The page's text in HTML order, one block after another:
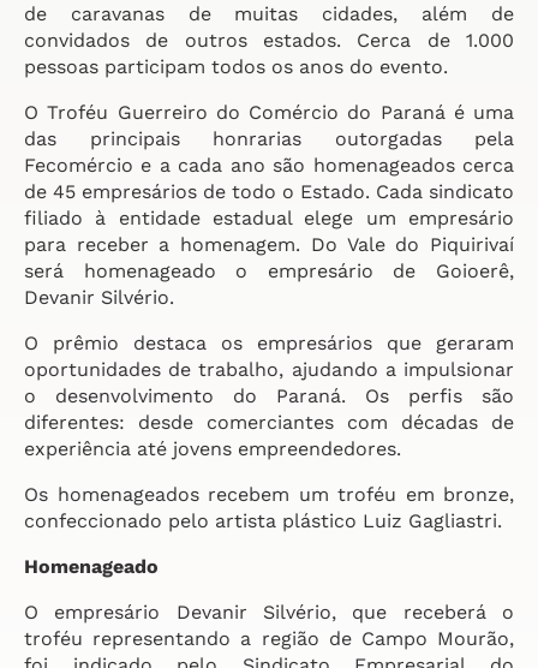
de caravanas de muitas cidades, além de
convidados de outros estados. Cerca de 1.000
pessoas participam todos os anos do evento.
O Troféu Guerreiro do Comércio do Paraná é uma
das principais honrarias outorgadas pela
Fecomércio e a cada ano são homenageados cerca
de 45 empresários de todo o Estado. Cada sindicato
filiado à entidade estadual elege um empresário
para receber a homenagem. Do Vale do Piquirivaí
será homenageado o empresário de Goioerê,
Devanir Silvério.
O prêmio destaca os empresários que geraram
oportunidades de trabalho, ajudando a impulsionar
o desenvolvimento do Paraná. Os perfis são
diferentes: desde comerciantes com décadas de
experiência até jovens empreendedores.
Os homenageados recebem um troféu em bronze,
confeccionado pelo artista plástico Luiz Gagliastri.
Homenageado
O empresário Devanir Silvério, que receberá o
troféu representando a região de Campo Mourão,